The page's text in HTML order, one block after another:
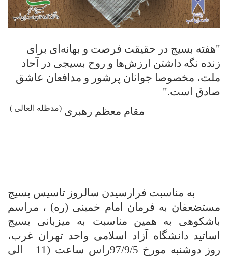
بسیج در حقیقت فرصت و بهانه‌ای برای
نگه داشتن ارزش‌ها و روح بسیجی در آحاد
مخصوصا جوانان پرشور و مدافعان عاشق
است."
مقام معظم رهبری
(مدظله العالی )
به مناسبت فرارسیدن سالروز تاسیس بسیج
به فرمان امام خمینی (ره) ، مراسم
به همین مناسبت به میزبانی بسیج
دانشگاه آزاد اسلامی واحد تهران غرب،
روز دوشنبه مورخ 97/9/5راس ساعت (11 الی